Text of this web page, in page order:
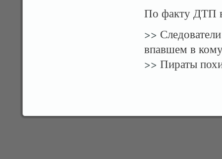
По факту ДТП
>>
впавшем в
>> Пираты